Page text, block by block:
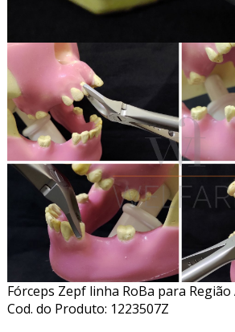
Fórceps Zepf linha RoBa para
Cod. do Produto: 1223507Z